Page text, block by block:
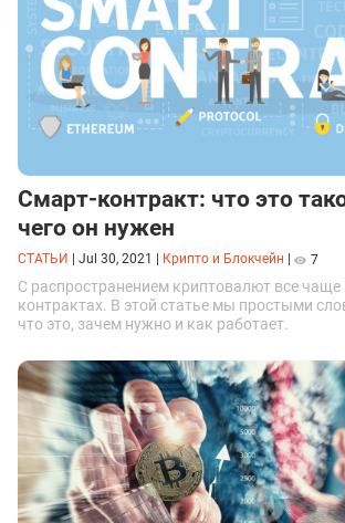
Смарт-контракт: что это
чего он нужен
СТАТЬИ Jul 30, 2021 Крипто и Блокчейн 7
С распространением криптовалют все чаще
контрактах. В этой статье мы простыми
что это, зачем нужно и как работает.